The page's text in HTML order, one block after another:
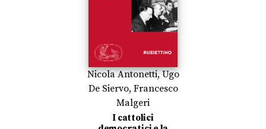
Nicola Antonetti,Ugo
De Siervo, Francesco
Malgeri
I cattolici